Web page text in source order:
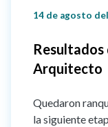
14 de agosto
Resultados
Arquitecto
Quedaron
la siguiente